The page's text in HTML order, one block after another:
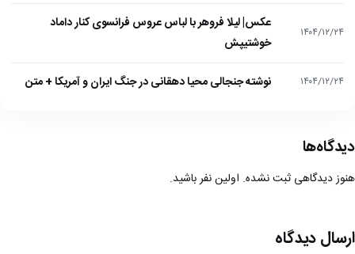
۱۴۰۴/۱۲/۲۴
عکس| لیلا فروهر با لباس عروس فرانسوی کنار داماد
خوشتیپش
۱۴۰۴/۱۲/۲۴ نوشته جنجالی محیا دهقانی در جنگ ایران و آمریکا + متن
دیدگاه‌ها
هنوز دیدگاهی ثبت نشده. اولین نفر باشید.
ارسال دیدگاه